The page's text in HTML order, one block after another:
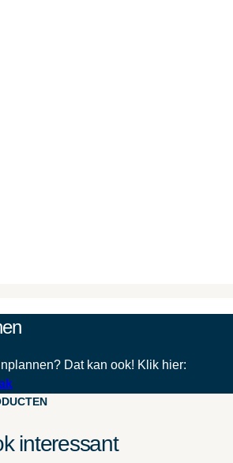
Dat kan ook! Klik hier:
interessant